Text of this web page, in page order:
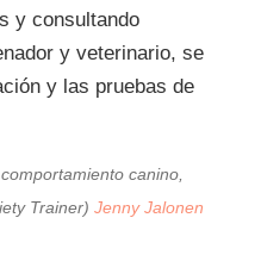
y consultando
y veterinario, se
y las pruebas de
canino,
Trainer) Jenny Jalonen